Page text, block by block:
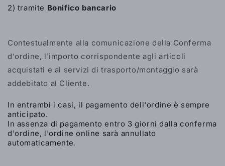
2) tramite Bonifico bancario
Contestualmente alla comunicazione della Conferma
d'ordine, l'importo corrispondente agli articoli
acquistati e ai servizi di trasporto/montaggio sarà
addebitato al Cliente.
In entrambi i casi, il pagamento dell'ordine è sempre
anticipato.
In assenza di pagamento entro 3 giorni dalla conferma
d'ordine, l'ordine online sarà annullato
automaticamente.